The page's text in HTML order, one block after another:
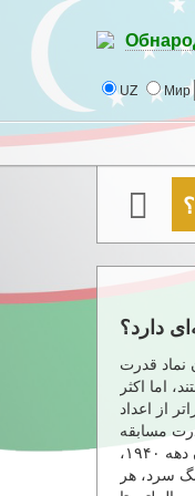
UZ Мир
دارد؟
نماد قدرت
اما اکثر
از اعداد
مسابقه
سلاح‌های هسته‌ای در سال ۱۹۴۵ آغاز شد، زمانی که ایالات متحده اولین بار بمب اتم را آزمایش و استفاده کرد. تا پایان دهه ۱۹۴۰،
سرد، هر